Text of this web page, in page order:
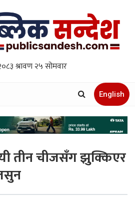
English
तीन चीजसँग झुक्किएर